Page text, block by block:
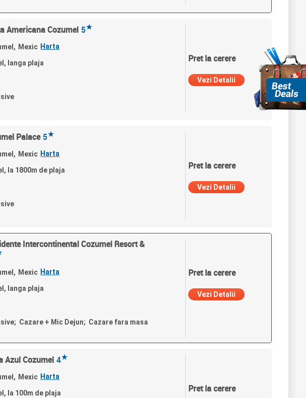
Pret la cerere
Vezi Detalii
Americana Cozumel 5★
Mexic Harta
langa plaja
Pret la cerere
Vezi Detalii
Palace 5★
Mexic Harta
la 1800m de plaja
Pret la cerere
Vezi Detalii
Intercontinental Cozumel Resort &
Mexic Harta
langa plaja
Cazare + Mic Dejun; Cazare fara masa
Pret la cerere
Azul Cozumel 4★
Mexic Harta
la 100m de plaja